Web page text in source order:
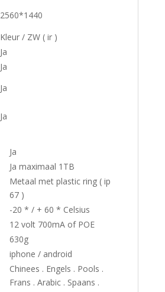
2560*1440
Kleur / ZW ( ir )
Ja
Ja
Ja
Ja
Ja
Ja maximaal 1TB
Metaal met plastic ring ( ip
67 )
-20 * / + 60 * Celsius
12 volt 700mA of POE
630g
iphone / android
Chinees . Engels . Pools .
Frans . Arabic . Spaans .